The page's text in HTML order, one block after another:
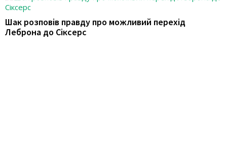
Шак розповів правду про можливий перехід
Леброна до Сіксерс